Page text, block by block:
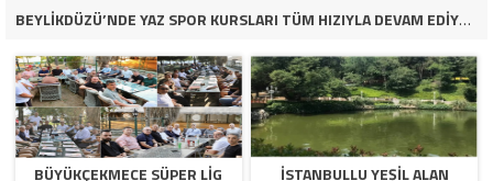
BEYLİKDÜZÜ’NDE YAZ SPOR KURSLARI TÜM HIZIYLA DEVAM EDİYOR
BÜYÜKÇEKMECE SÜPER LİG
İSTANBULLU YEŞİL ALAN